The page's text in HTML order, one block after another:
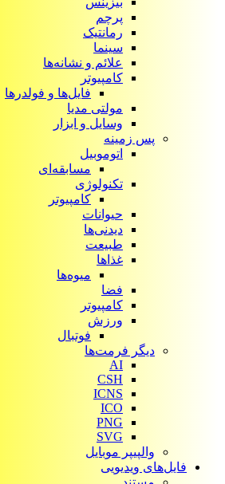
پرچم
رمانتیک
سینما
علائم و نشانه‌ها
کامپیوتر
فایل‌ها و فولدرها
مولتی مدیا
وسایل و ابزار
پس زمینه
اتوموبیل
مسابقه‌ای
تکنولوژی
کامپیوتر
حیوانات
دیدنی‌ها
طبیعت
غذاها
میوه‌ها
فضا
کامپیوتر
ورزش
فوتبال
دیگر فرمت‌ها
AI
CSH
ICNS
ICO
PNG
SVG
والپیپر موبایل
فایل‌های ویدیویی